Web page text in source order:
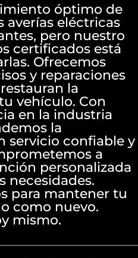
óptimo de
averías eléctricas
pero nuestro
certificados está
Ofrecemos
y reparaciones
la
vehículo. Con
en la industria
la
servicio confiable y
a
personalizada
necesidades.
para mantener tu
como nuevo.
mismo.